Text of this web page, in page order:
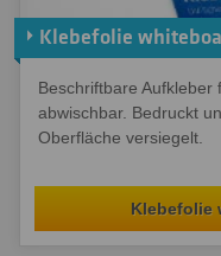
Klebefolie
Beschriftbare Aufkleber
abwischbar. Bedruckt
Oberfläche versiegelt.
Klebefolie